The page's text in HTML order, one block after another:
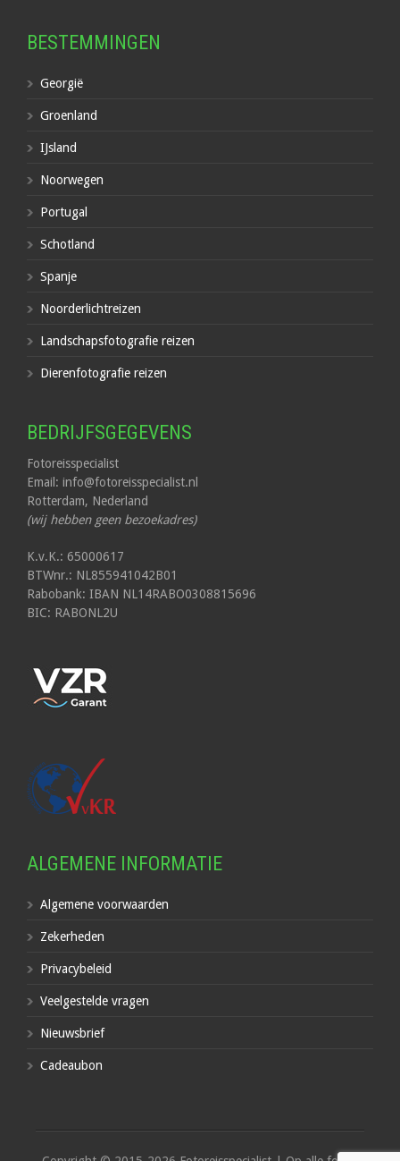
BESTEMMINGEN
Georgië
Groenland
IJsland
Noorwegen
Portugal
Schotland
Spanje
Noorderlichtreizen
Landschapsfotografie reizen
Dierenfotografie reizen
BEDRIJFSGEGEVENS
Fotoreisspecialist
Email: info@fotoreisspecialist.nl
Rotterdam, Nederland
(wij hebben geen bezoekadres)
K.v.K.: 65000617
BTWnr.: NL855941042B01
Rabobank: IBAN NL14RABO0308815696
BIC: RABONL2U
ALGEMENE INFORMATIE
Algemene voorwaarden
Zekerheden
Privacybeleid
Veelgestelde vragen
Nieuwsbrief
Cadeaubon